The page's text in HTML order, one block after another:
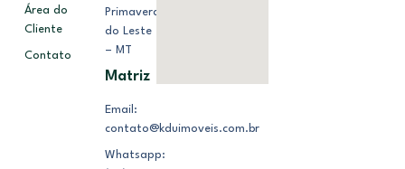
Área do
Cliente
Contato
Primavera
do Leste
– MT
Matriz
Email:
contato@kduimoveis.com.br
Whatsapp: